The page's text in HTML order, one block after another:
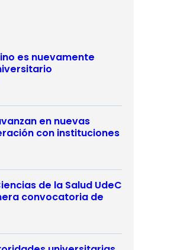
es nuevamente
en nuevas
con instituciones
de la Salud UdeC
convocatoria de